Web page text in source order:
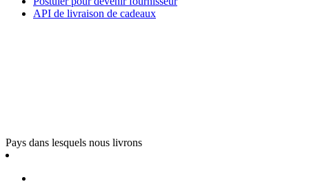
API de livraison de cadeaux
Pays dans lesquels nous livrons